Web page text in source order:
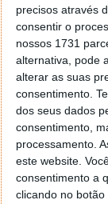
precisos através
consentir o
nossos 1731
alternativa, pode
alterar as suas
consentimento.
dos seus dados
consentimento,
processamento.
este website.
consentimento a
clicando no botão
A
A Foodys é
procura
como a
através de